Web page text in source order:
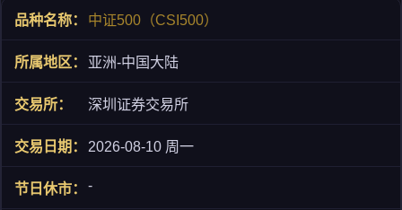
中证500（CSI500）
亚洲-中国大陆
深圳证券交易所
2026-08-10 周一
-